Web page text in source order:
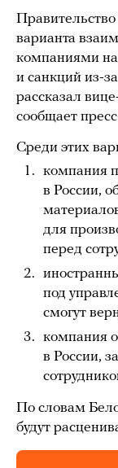
варианта
компаниями
и санкций из-
рассказал
сообщает
Среди этих
компания
в России,
для
перед
под
смогут
компания
в России,
По словам
будут